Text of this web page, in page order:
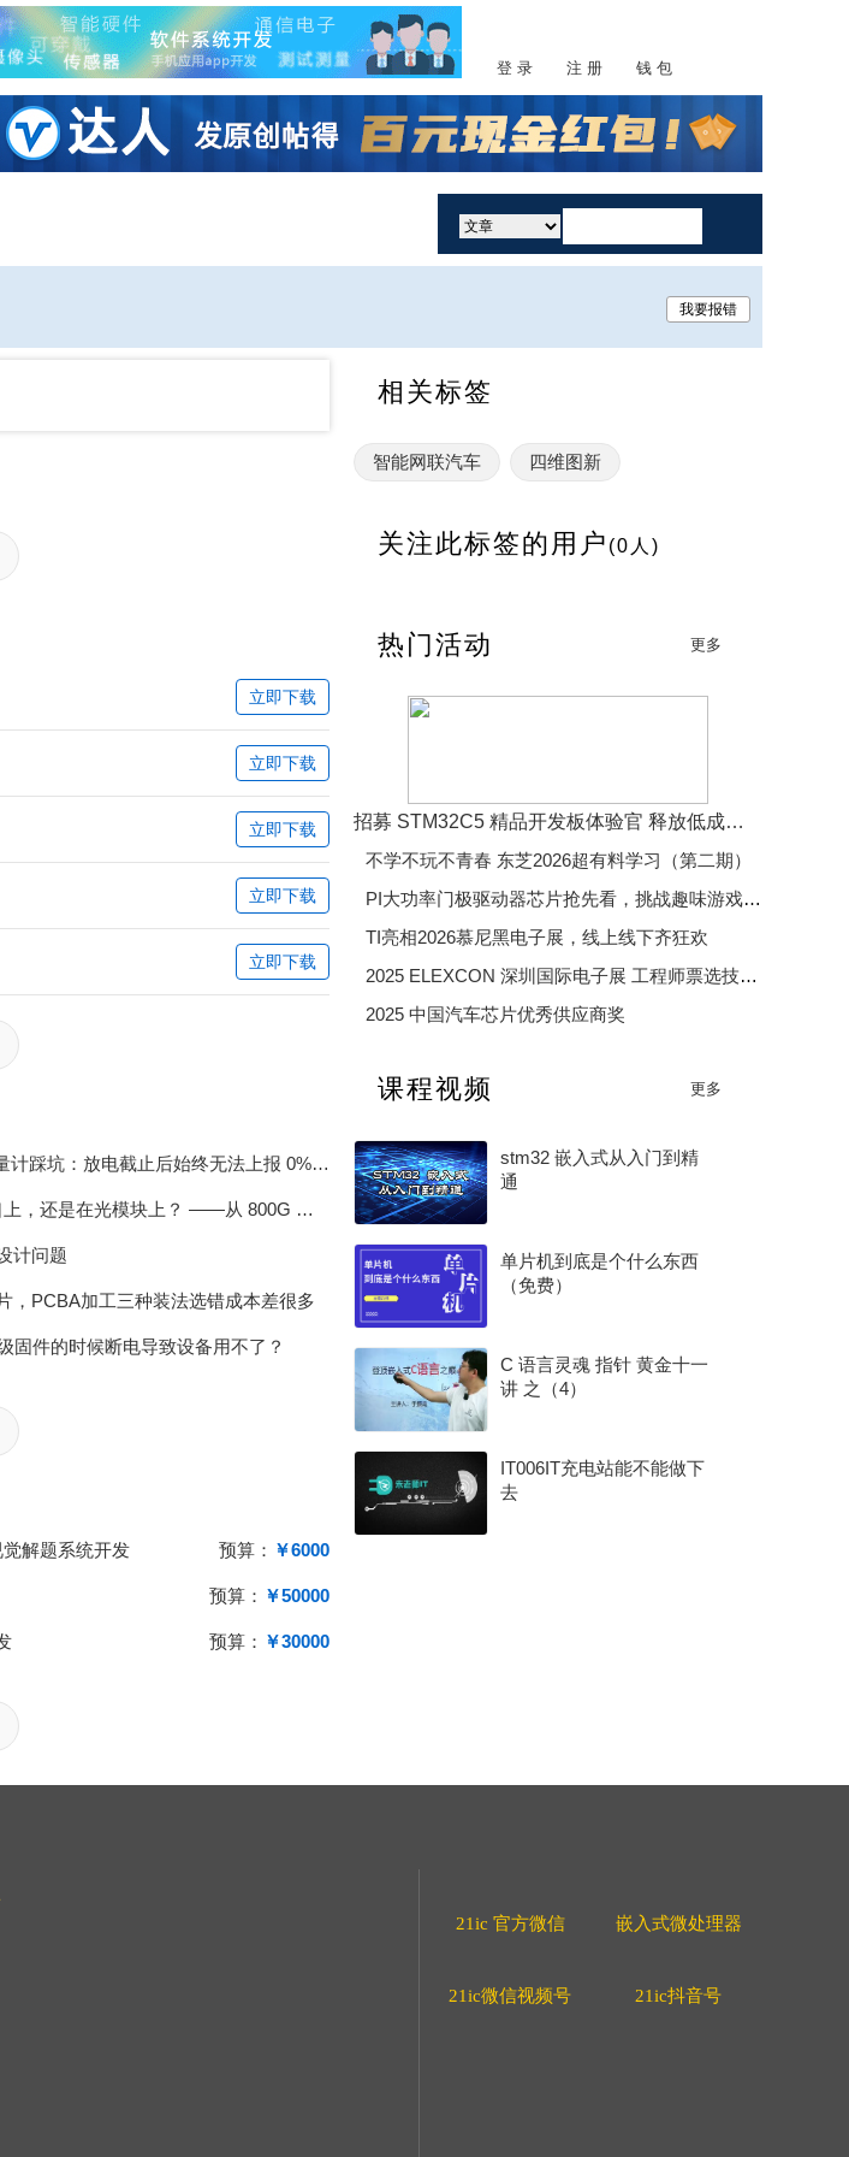
登 录 注 册 钱 包
我要报错
立即下载
立即下载
立即下载
立即下载
立即下载
新国标充电宝电量计踩坑：放电截止后始终无法上报 0% 电量完整排查
光口 PHY 在端口上，还是在光模块上？ ——从 800G 架构讲起
计问题
，PCBA加工三种装法选错成本差很多
固件的时候断电导致设备用不了？
解题系统开发 预算： ￥6000
预算： ￥50000
预算： ￥30000
相关标签
智能网联汽车 四维图新
关注此标签的用户 (0人)
热门活动 更多
招募 STM32C5 精品开发板体验官 释放低成本、低功耗、高效率开发魅力
不学不玩不青春 东芝2026超有料学习（第二期）
PI大功率门极驱动器芯片抢先看，挑战趣味游戏赢精美好礼
TI亮相2026慕尼黑电子展，线上线下齐狂欢
2025 ELEXCON 深圳国际电子展 工程师票选技术大奖
2025 中国汽车芯片优秀供应商奖
课程视频 更多
stm32 嵌入式从入门到精
通
单片机到底是个什么东西
（免费）
C 语言灵魂 指针 黄金十一
讲 之（4）
IT006IT充电站能不能做下
去
21ic 官方微信 嵌入式微处理器
21ic微信视频号 21ic抖音号